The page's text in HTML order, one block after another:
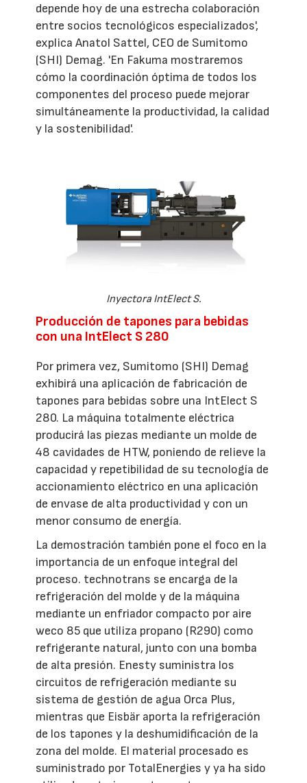
depende hoy de una estrecha colaboración
entre socios tecnológicos especializados',
explica Anatol Sattel, CEO de Sumitomo
(SHI) Demag. 'En Fakuma mostraremos
cómo la coordinación óptima de todos los
componentes del proceso puede mejorar
simultáneamente la productividad, la calidad
y la sostenibilidad'.
Inyectora IntElect S.
Producción de tapones para bebidas
con una IntElect S 280
Por primera vez, Sumitomo (SHI) Demag
exhibirá una aplicación de fabricación de
tapones para bebidas sobre una IntElect S
280. La máquina totalmente eléctrica
producirá las piezas mediante un molde de
48 cavidades de HTW, poniendo de relieve la
capacidad y repetibilidad de su tecnología de
accionamiento eléctrico en una aplicación
de envase de alta productividad y con un
menor consumo de energía.
La demostración también pone el foco en la
importancia de un enfoque integral del
proceso. technotrans se encarga de la
refrigeración del molde y de la máquina
mediante un enfriador compacto por aire
weco 85 que utiliza propano (R290) como
refrigerante natural, junto con una bomba
de alta presión. Enesty suministra los
circuitos de refrigeración mediante su
sistema de gestión de agua Orca Plus,
mientras que Eisbär aporta la refrigeración
de los tapones y la deshumidificación de la
zona del molde. El material procesado es
suministrado por TotalEnergies y ya ha sido